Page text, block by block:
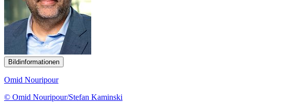
Bildinformationen
Omid Nouripour
© Omid Nouripour/Stefan Kaminski